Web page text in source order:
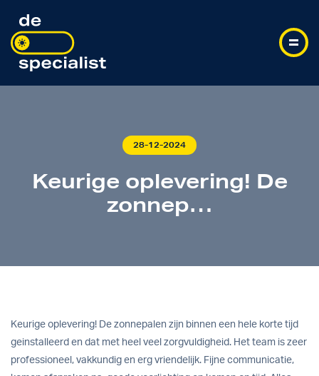
28-12-2024
Keurige oplevering! De
zonnep…
Keurige oplevering! De zonnepalen zijn binnen een hele korte tijd
geinstalleerd en dat met heel veel zorgvuldigheid. Het team is zeer
professioneel, vakkundig en erg vriendelijk. Fijne communicatie,